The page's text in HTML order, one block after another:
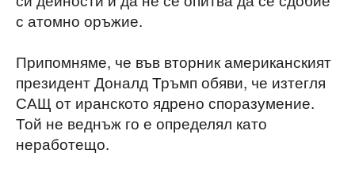
с атомно оръжие.
Припомняме, че във вторник американският
президент Доналд Тръмп обяви, че изтегля
САЩ от иранското ядрено споразумение.
Той не веднъж го е определял като
неработещо.